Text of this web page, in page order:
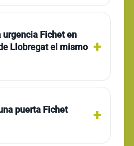
urgencia Fichet en
Llobregat el mismo
puerta Fichet